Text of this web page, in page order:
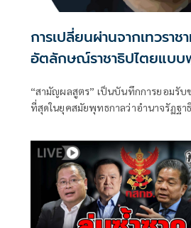
การเปลี่ยนผ่านจากเทวราช
อัตลักษณ์ราชาธิปไตยแบบ
พระไตรปิฏก : สามัญผลสูต
ขีดจำกัดของอำนาจรัฐเหนื
ทรัพย์สิน
“สามัญผลสูตร” เป็นบันทึกการยอมรับ
ที่สุดในยุคสมัยพุทธกาลว่าอำนาจรัฏฐา